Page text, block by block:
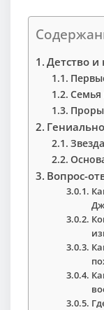
Детство
Семья
Вопрос-